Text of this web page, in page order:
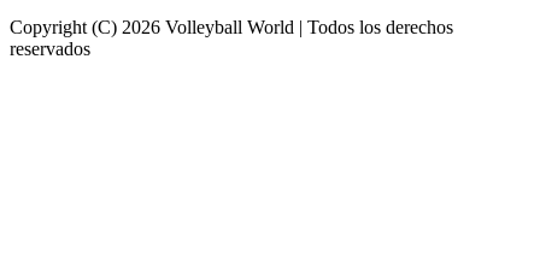
Copyright (C) 2026 Volleyball World | Todos los derechos
reservados